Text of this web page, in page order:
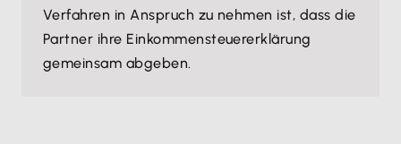
Verfahren in Anspruch zu nehmen ist, dass die
Partner ihre Einkommensteuererklärung
gemeinsam abgeben.